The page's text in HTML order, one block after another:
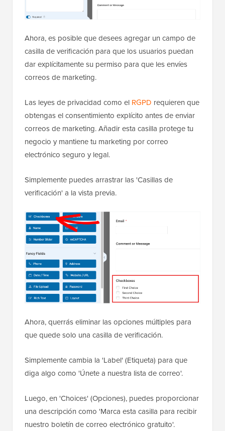
Ahora, es posible que desees agregar un campo de
casilla de verificación para que los usuarios puedan
dar explícitamente su permiso para que les envíes
correos de marketing.
Las leyes de privacidad como el RGPD requieren que
obtengas el consentimiento explícito antes de enviar
correos de marketing. Añadir esta casilla protege tu
negocio y mantiene tu marketing por correo
electrónico seguro y legal.
Simplemente puedes arrastrar las 'Casillas de
verificación' a la vista previa.
Ahora, querrás eliminar las opciones múltiples para
que quede solo una casilla de verificación.
Simplemente cambia la 'Label' (Etiqueta) para que
diga algo como 'Únete a nuestra lista de correo'.
Luego, en 'Choices' (Opciones), puedes proporcionar
una descripción como 'Marca esta casilla para recibir
nuestro boletín de correo electrónico gratuito'.